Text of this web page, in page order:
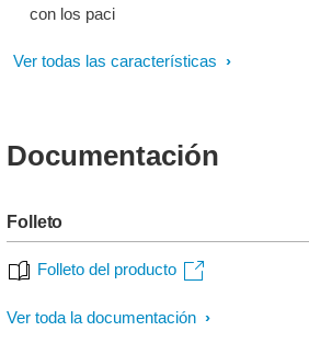
con los paci
Ver todas las características
Documentación
Folleto
Folleto del producto
Ver toda la documentación